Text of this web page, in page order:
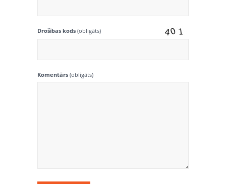
Drošības kods (obligāts)
Komentārs (obligāts)